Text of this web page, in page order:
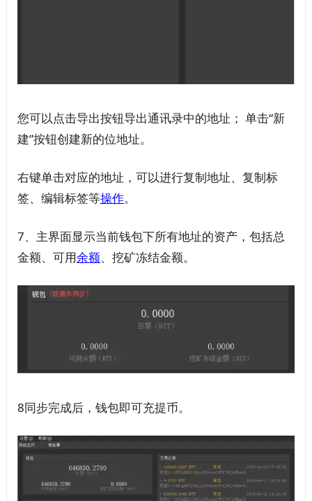
您可以点击导出按钮导出通讯录中的地址； 单击“新
建”按钮创建新的位地址。
右键单击对应的地址，可以进行复制地址、复制标
签、编辑标签等操作。
7、主界面显示当前钱包下所有地址的资产，包括总
金额、可用余额、挖矿冻结金额。
8同步完成后，钱包即可充提币。